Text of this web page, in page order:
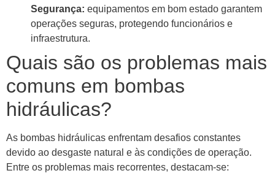
Segurança: equipamentos em bom estado garantem
operações seguras, protegendo funcionários e
infraestrutura.
Quais são os problemas mais
comuns em bombas
hidráulicas?
As bombas hidráulicas enfrentam desafios constantes
devido ao desgaste natural e às condições de operação.
Entre os problemas mais recorrentes, destacam-se: